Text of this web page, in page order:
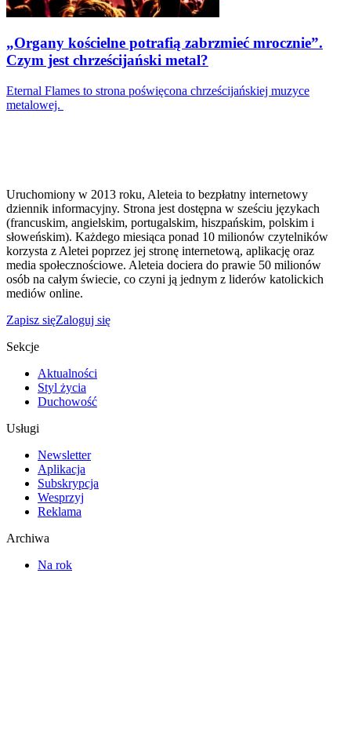
„Organy kościelne potrafią zabrzmieć mrocznie”.
Czym jest chrześcijański metal?
Eternal Flames to strona poświęcona chrześcijańskiej muzyce
metalowej.
Uruchomiony w 2013 roku, Aleteia to bezpłatny internetowy
dziennik informacyjny. Strona jest dostępna w sześciu językach
(francuskim, angielskim, portugalskim, hiszpańskim, polskim i
słoweńskim). Każdego miesiąca ponad 10 milionów czytelników
korzysta z Aletei poprzez jej stronę internetową, aplikację oraz
media społecznościowe. Aleteia dociera do prawie 50 milionów
osób na całym świecie, co czyni ją jednym z liderów katolickich
mediów online.
Zapisz sięZaloguj się
Sekcje
Aktualności
Styl życia
Duchowość
Usługi
Newsletter
Aplikacja
Subskrypcja
Wesprzyj
Reklama
Archiwa
Na rok